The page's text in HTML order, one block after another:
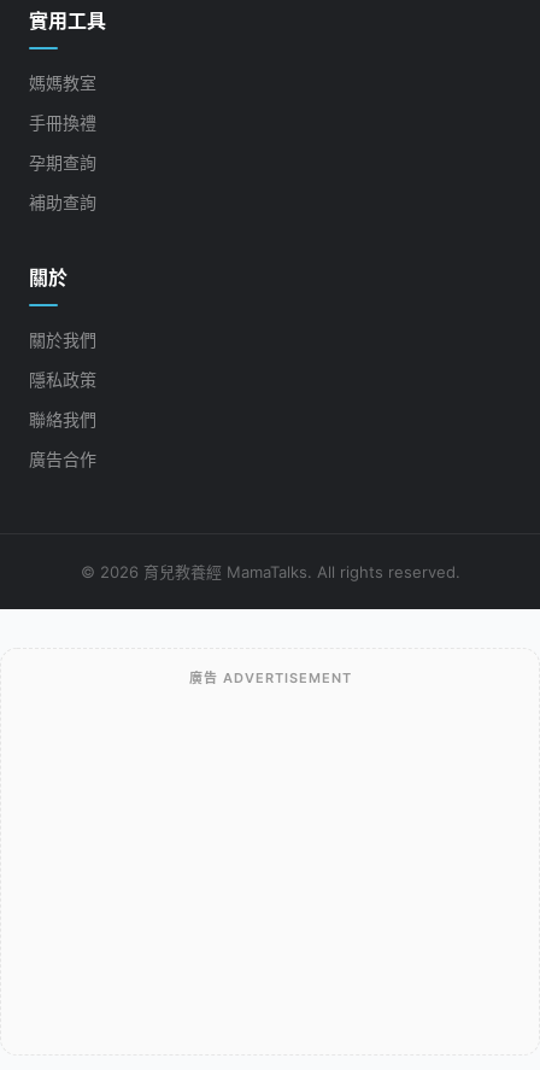
實用工具
媽媽教室
手冊換禮
孕期查詢
補助查詢
關於
關於我們
隱私政策
聯絡我們
廣告合作
© 2026 育兒教養經 MamaTalks. All rights reserved.
廣告 ADVERTISEMENT